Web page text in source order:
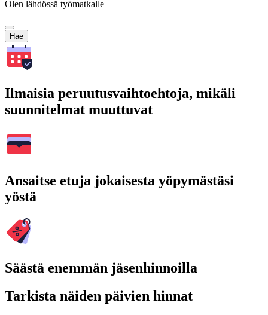
Olen lähdössä työmatkalle
Hae
Ilmaisia peruutusvaihtoehtoja, mikäli
suunnitelmat muuttuvat
Ansaitse etuja jokaisesta yöpymästäsi
yöstä
Säästä enemmän jäsenhinnoilla
Tarkista näiden päivien hinnat